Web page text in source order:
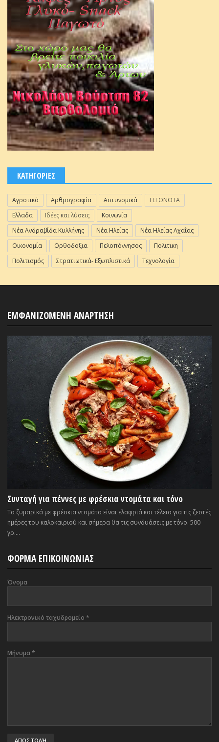
ΚΑΤΗΓΟΡΙΕΣ
Αγροτικά Αρθρογραφία Αστυνομικά
ΓΕΓΟΝΟΤΑ
Ελλαδα
Ιδέες και λύσεις
Κοινωνία
Νέα Ανδραβίδα Κυλλήνης
Νέα Ηλείας
Νέα Ηλείας Αχαΐας
Οικονομία
Ορθοδοξια Πελοπόννησος
Πολιτικη
Πολιτισμός
Στρατιωτικά- Εξωπλιστικά Τεχνολογία
ΕΜΦΑΝΙΖΟΜΕΝΗ ΑΝΑΡΤΗΣΗ
Συνταγή για πέννες με φρέσκια ντομάτα και τόνο
Τα ζυμαρικά με φρέσκια ντομάτα είναι ελαφριά και τέλεια για τις ζεστές
ημέρες του καλοκαιριού και σήμερα θα τις συνδυάσεις με τόνο. 500
γρ....
ΦΟΡΜΑ ΕΠΙΚΟΙΝΩΝΙΑΣ
Όνομα
Ηλεκτρονικό ταχυδρομείο *
Μήνυμα *